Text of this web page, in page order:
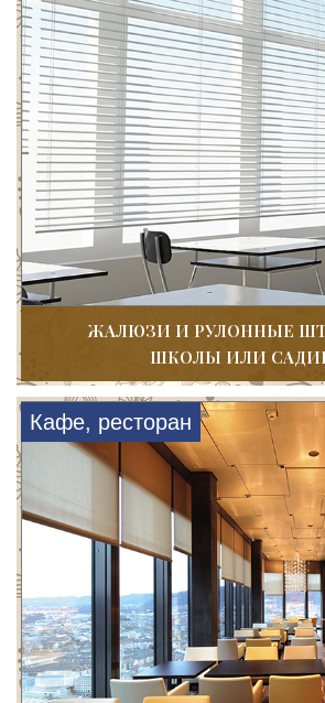
ЖАЛЮЗИ И РУЛОННЫЕ
ШКОЛЫ ИЛИ
Кафе, ресторан